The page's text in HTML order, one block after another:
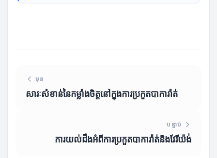
មុន
សារៈសំខាន់នៃកម្លាំងចិត្តនៅក្នុងការប្រកួតបាការ៉ាត់
បន្ទាប់
ការយល់ដឹងអំពីការប្រកួតបាការ៉ាត់និងវែរីយ៉ង់